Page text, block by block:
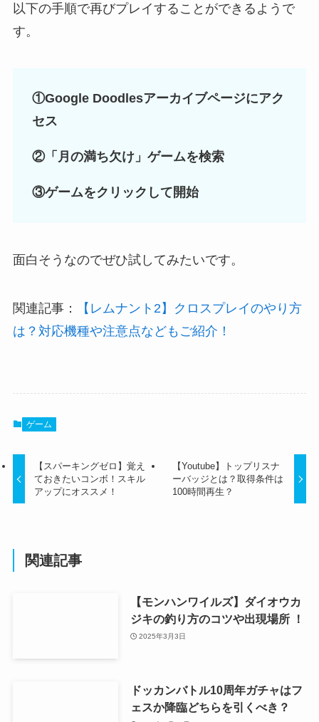
以下の手順で再びプレイすることができるようで
す。
①Google Doodlesアーカイブページにアク
セス
②「月の満ち欠け」ゲームを検索
③ゲームをクリックして開始
面白そうなのでぜひ試してみたいです。
関連記事：
【レムナント2】クロスプレイのやり方
は？対応機種や注意点などもご紹介！
ゲーム
【スパーキングゼロ】覚え
ておきたいコンボ！スキル
アップにオススメ！
【Youtube】トップリスナ
ーバッジとは？取得条件は
100時間再生？
関連記事
【モンハンワイルズ】ダイオウカ
ジキの釣り方のコツや出現場所 ！
2025年3月3日
ドッカンバトル10周年ガチャはフ
ェスか降臨どちらを引くべき？